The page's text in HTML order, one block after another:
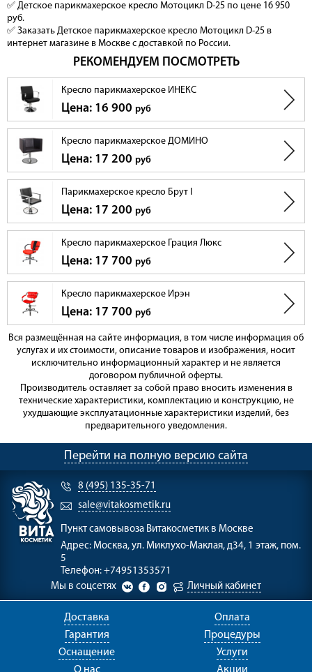
✅ Детское парикмахерское кресло Мотоцикл D-25 по цене 16 950
руб.
✅ Заказать Детское парикмахерское кресло Мотоцикл D-25 в
интернет магазине в Москве с доставкой по России.
РЕКОМЕНДУЕМ ПОСМОТРЕТЬ
Кресло парикмахерское ИНЕКС
Цена: 16 900 руб
Кресло парикмахерское ДОМИНО
Цена: 17 200 руб
Парикмахерское кресло Брут I
Цена: 17 200 руб
Кресло парикмахерское Грация Люкс
Цена: 17 700 руб
Кресло парикмахерское Ирэн
Цена: 17 700 руб
Вся размещённая на сайте информация, в том числе информация об
услугах и их стоимости, описание товаров и изображения, носит
исключительно информационный характер и не является
договором публичной оферты.
Производитель оставляет за собой право вносить изменения в
технические характеристики, комплектацию и конструкцию, не
ухудшающие эксплуатационные характеристики изделий, без
предварительного уведомления.
Перейти на полную версию сайта
8 (495) 135-35-71
sale@vitakosmetik.ru
Пункт самовывоза Витакосметик в Москве
Адрес: Москва, ул. Миклухо-Маклая, д34, 1 этаж, пом.
5
Телефон: +74951353571
Мы в соцсетях
Личный кабинет
Доставка
Оплата
Гарантия
Процедуры
Оснащение
Услуги